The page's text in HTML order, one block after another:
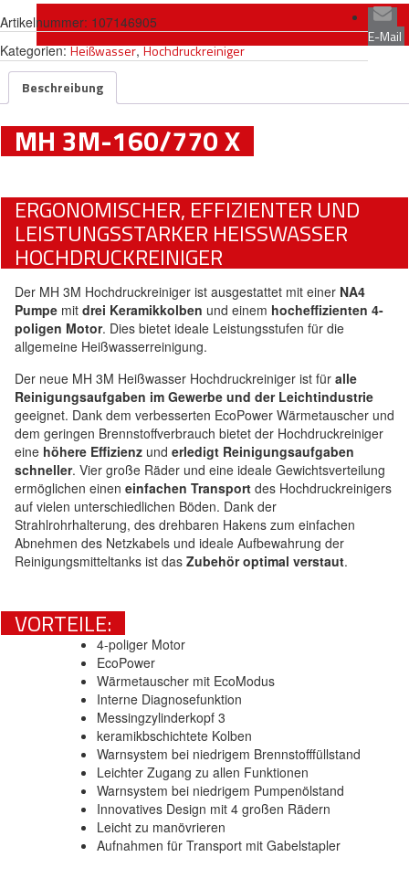
Artikelnummer: 107146905
Kategorien:Heißwasser,Hochdruckreiniger
E-Mail
Beschreibung
MH 3M-160/770 X
ERGONOMISCHER, EFFIZIENTER UND
LEISTUNGSSTARKER HEISSWASSER H
OCHDRUCKREINIGER
Der MH 3M Hochdruckreiniger ist ausgestattet mit einer NA4
Pumpe mit drei Keramikkolben und einem hocheffizienten 4-
poligen Motor. Dies bietet ideale Leistungsstufen für die
allgemeine Heißwasserreinigung.
Der neue MH 3M Heißwasser Hochdruckreiniger ist für alle
Reinigungsaufgaben im Gewerbe und der Leichtindustrie
geeignet. Dank dem verbesserten EcoPower Wärmetauscher und
dem geringen Brennstoffverbrauch bietet der Hochdruckreiniger
eine höhere Effizienz und erledigt Reinigungsaufgaben
schneller. Vier große Räder und eine ideale Gewichtsverteilung
ermöglichen einen einfachen Transport des Hochdruckreinigers
auf vielen unterschiedlichen Böden. Dank der
Strahlrohrhalterung, des drehbaren Hakens zum einfachen
Abnehmen des Netzkabels und ideale Aufbewahrung der
Reinigungsmitteltanks ist das Zubehör optimal verstaut.
VORTEILE:
4-poliger Motor
EcoPower
Wärmetauscher mit EcoModus
Interne Diagnosefunktion
Messingzylinderkopf 3
keramikbschichtete Kolben
Warnsystem bei niedrigem Brennstofffüllstand
Leichter Zugang zu allen Funktionen
Warnsystem bei niedrigem Pumpenölstand
Innovatives Design mit 4 großen Rädern
Leicht zu manövrieren
Aufnahmen für Transport mit Gabelstapler